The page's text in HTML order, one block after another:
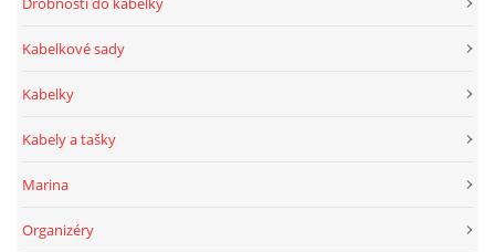
Kabelkové sady
Kabelky
Kabely a tašky
Marina
Organizéry